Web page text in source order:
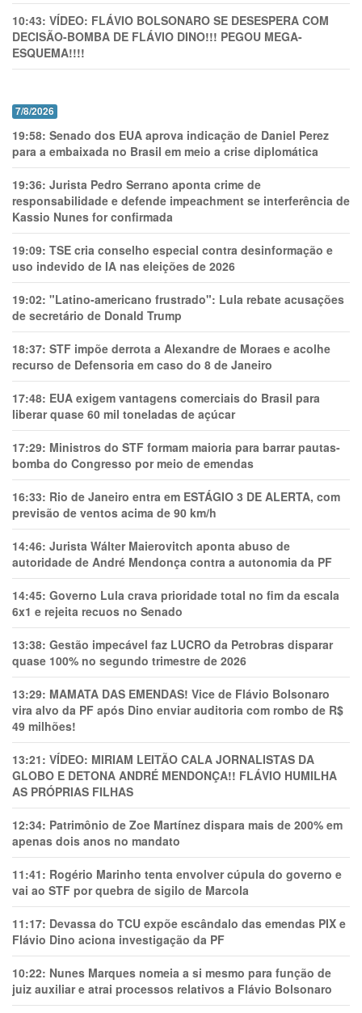
10:43: VÍDEO: FLÁVIO BOLSONARO SE DESESPERA COM
DECISÃO-BOMBA DE FLÁVIO DINO!!! PEGOU MEGA-
ESQUEMA!!!!
7/8/2026
19:58: Senado dos EUA aprova indicação de Daniel Perez
para a embaixada no Brasil em meio a crise diplomática
19:36: Jurista Pedro Serrano aponta crime de
responsabilidade e defende impeachment se interferência de
Kassio Nunes for confirmada
19:09: TSE cria conselho especial contra desinformação e
uso indevido de IA nas eleições de 2026
19:02: "Latino-americano frustrado": Lula rebate acusações
de secretário de Donald Trump
18:37: STF impõe derrota a Alexandre de Moraes e acolhe
recurso de Defensoria em caso do 8 de Janeiro
17:48: EUA exigem vantagens comerciais do Brasil para
liberar quase 60 mil toneladas de açúcar
17:29: Ministros do STF formam maioria para barrar pautas-
bomba do Congresso por meio de emendas
16:33: Rio de Janeiro entra em ESTÁGIO 3 DE ALERTA, com
previsão de ventos acima de 90 km/h
14:46: Jurista Wálter Maierovitch aponta abuso de
autoridade de André Mendonça contra a autonomia da PF
14:45: Governo Lula crava prioridade total no fim da escala
6x1 e rejeita recuos no Senado
13:38: Gestão impecável faz LUCRO da Petrobras disparar
quase 100% no segundo trimestre de 2026
13:29: MAMATA DAS EMENDAS! Vice de Flávio Bolsonaro
vira alvo da PF após Dino enviar auditoria com rombo de R$
49 milhões!
13:21: VÍDEO: MIRIAM LEITÃO CALA JORNALISTAS DA
GLOBO E DETONA ANDRÉ MENDONÇA!! FLÁVIO HUMILHA
AS PRÓPRIAS FILHAS
12:34: Patrimônio de Zoe Martínez dispara mais de 200% em
apenas dois anos no mandato
11:41: Rogério Marinho tenta envolver cúpula do governo e
vai ao STF por quebra de sigilo de Marcola
11:17: Devassa do TCU expõe escândalo das emendas PIX e
Flávio Dino aciona investigação da PF
10:22: Nunes Marques nomeia a si mesmo para função de
juiz auxiliar e atrai processos relativos a Flávio Bolsonaro